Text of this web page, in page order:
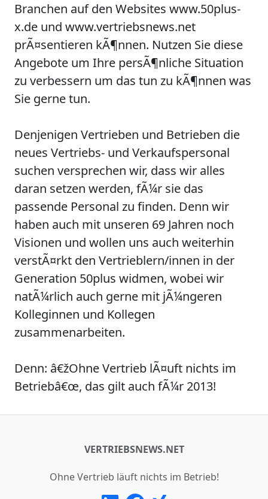
Branchen auf den Websites www.50plus-
x.de und www.vertriebsnews.net
prÃ¤sentieren kÃ¶nnen. Nutzen Sie diese
Angebote um Ihre persÃ¶nliche Situation
zu verbessern um das tun zu kÃ¶nnen was
Sie gerne tun.
Denjenigen Vertrieben und Betrieben die
neues Vertriebs- und Verkaufspersonal
suchen versprechen wir, dass wir alles
daran setzen werden, fÃ¼r sie das
passende Personal zu finden. Denn wir
haben auch mit unseren 69 Jahren noch
Visionen und wollen uns auch weiterhin
verstÃ¤rkt den Vertrieblern/innen in der
Generation 50plus widmen, wobei wir
natÃ¼rlich auch gerne mit jÃ¼ngeren
Kolleginnen und Kollegen
zusammenarbeiten.
Denn: â€žOhne Vertrieb lÃ¤uft nichts im
Betriebâ€œ, das gilt auch fÃ¼r 2013!
VERTRIEBSNEWS.NET
Ohne Vertrieb läuft nichts im Betrieb!